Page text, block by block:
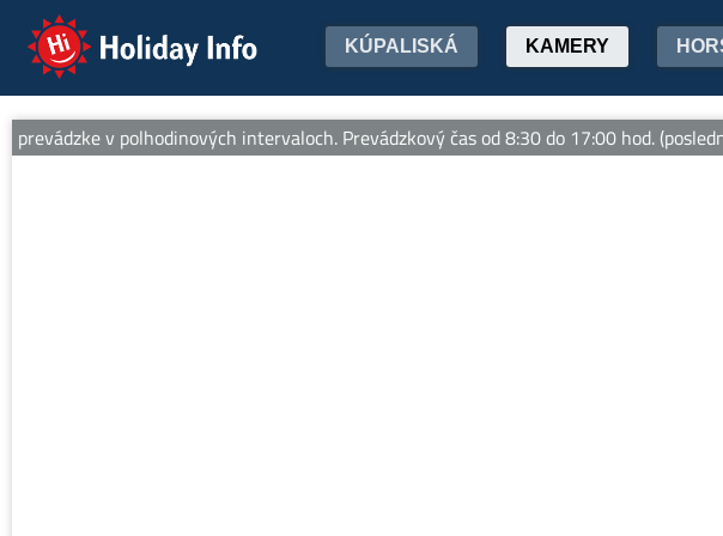
Holiday Info KÚPALISKÁ KAMERY
v polhodinových intervaloch. Prevádzkový čas od 8:30 do 17:00 hod.